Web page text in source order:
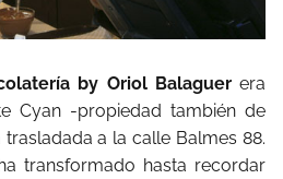
by Oriol Balaguerera
Cyan -propiedad también de
a la calle Balmes 88.
transformado hasta recordar